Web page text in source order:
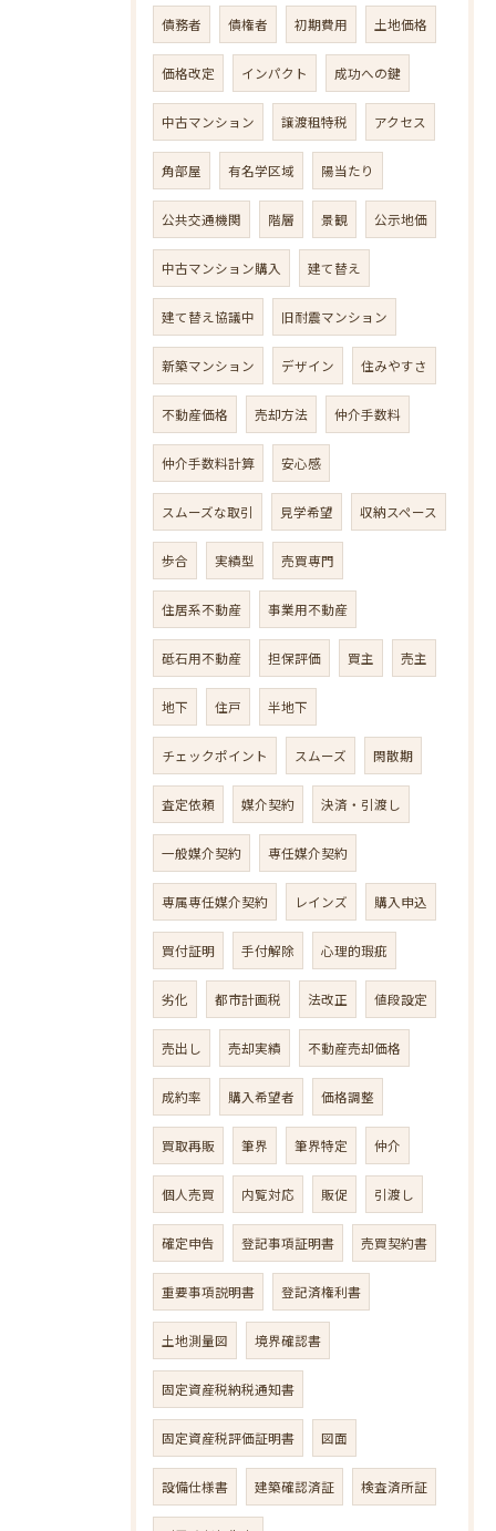
債務者 債権者 初期費用 土地価格
価格改定 インパクト 成功への鍵
中古マンション 譲渡租特税 アクセス
角部屋 有名学区域 陽当たり
公共交通機関 階層 景観 公示地価
中古マンション購入 建て替え
建て替え協議中 旧耐震マンション
新築マンション デザイン 住みやすさ
不動産価格 売却方法 仲介手数料
仲介手数料計算 安心感
スムーズな取引 見学希望 収納スペース
歩合 実績型 売買専門
住居系不動産 事業用不動産
砥石用不動産 担保評価 買主 売主
地下 住戸 半地下
チェックポイント スムーズ 閑散期
査定依頼 媒介契約 決済・引渡し
一般媒介契約 専任媒介契約
専属専任媒介契約 レインズ 購入申込
買付証明 手付解除 心理的瑕疵
劣化 都市計画税 法改正 値段設定
売出し 売却実績 不動産売却価格
成約率 購入希望者 価格調整
買取再販 筆界 筆界特定 仲介
個人売買 内覧対応 販促 引渡し
確定申告 登記事項証明書 売買契約書
重要事項説明書 登記済権利書
土地測量図 境界確認書
固定資産税納税通知書
固定資産税評価証明書 図面
設備仕様書 建築確認済証 検査済所証